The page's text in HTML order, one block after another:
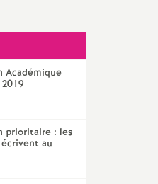
s
Académique
prioritaire : les
au